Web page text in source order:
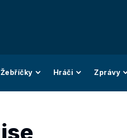
Žebříčky Hráči Zprávy